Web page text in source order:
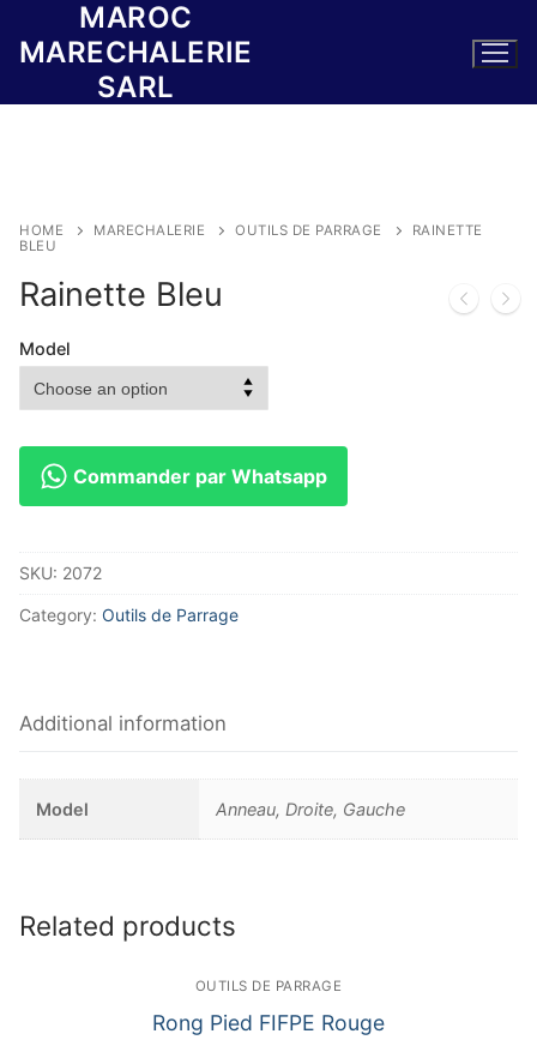
MAROC
MARECHALERIE
SARL
HOME MARECHALERIE OUTILS DE PARRAGE
RAINETTE
BLEU
Rainette Bleu
Model
Commander par Whatsapp
SKU: 2072
Category: Outils de Parrage
Additional information
Model Anneau, Droite, Gauche
Related products
OUTILS DE PARRAGE
Rong Pied FIFPE Rouge